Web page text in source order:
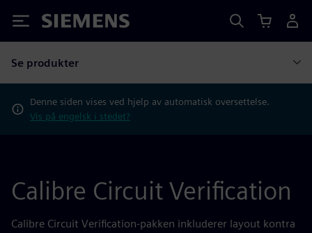
Siemens
Se produkter
Denne siden vises ved hjelp av automatisk oversettelse.
Vis på engelsk i stedet?
Calibre Circuit Verification
Calibre Circuit Verification-pakken inkluderer layout kontra